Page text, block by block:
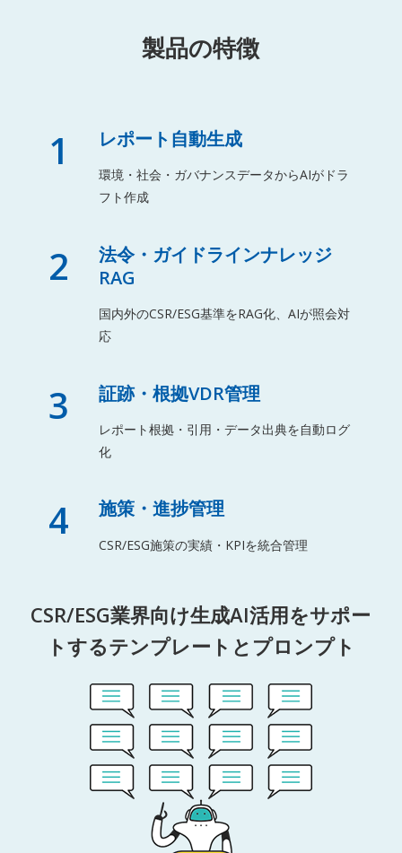
製品の特徴
1 レポート自動生成
環境・社会・ガバナンスデータからAIがドラ
フト作成
2
法令・ガイドラインナレッジ
RAG
国内外のCSR/ESG基準をRAG化、AIが照会対
応
3 証跡・根拠VDR管理
レポート根拠・引用・データ出典を自動ログ
化
4 施策・進捗管理
CSR/ESG施策の実績・KPIを統合管理
CSR/ESG業界向け生成AI活用をサポー
トするテンプレートとプロンプト